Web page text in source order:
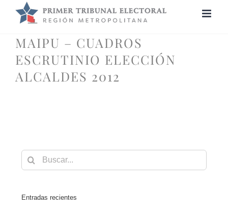
MAIPU – CUADROS
ESCRUTINIO ELECCIÓN
ALCALDES 2012
Buscar:
Entradas recientes